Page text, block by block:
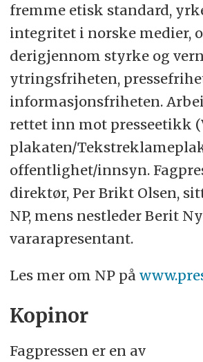
fremme etisk standard,
integritet i norske medier,
derigjennom styrke og
ytringsfriheten,
informasjonsfriheten.
rettet inn mot presseetikk
plakaten/
offentlighet/innsyn.
direktør, Per Brikt Olsen,
NP, mens nestleder Berit
vararapresentant.
Les mer om NP på
Kopinor
Fagpressen er en av